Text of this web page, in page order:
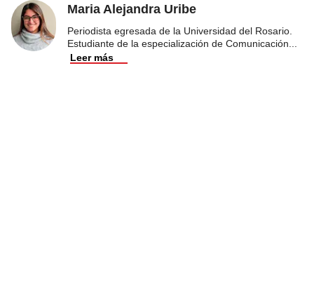
Maria Alejandra Uribe
Periodista egresada de la Universidad del Rosario.
Estudiante de la especialización de Comunicación
Leer más